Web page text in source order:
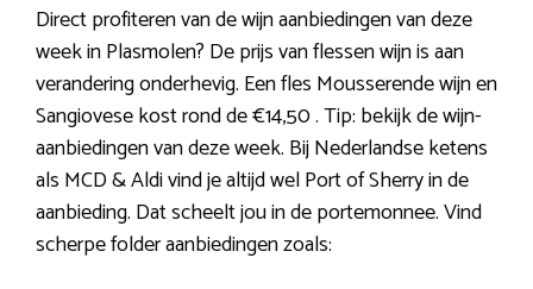
Direct profiteren van de wijn aanbiedingen van deze
week in Plasmolen? De prijs van flessen wijn is aan
verandering onderhevig. Een fles Mousserende wijn en
Sangiovese kost rond de €14,50 . Tip: bekijk de wijn-
aanbiedingen van deze week. Bij Nederlandse ketens
als MCD & Aldi vind je altijd wel Port of Sherry in de
aanbieding. Dat scheelt jou in de portemonnee. Vind
scherpe folder aanbiedingen zoals: